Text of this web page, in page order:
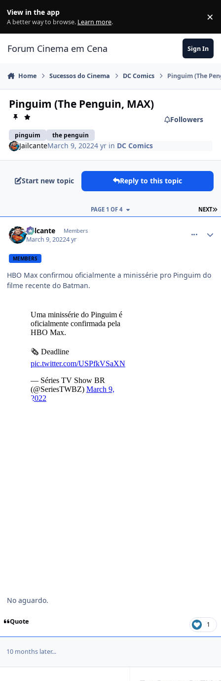
View in the app
A better way to browse. Learn more. ×
Forum Cinema em Cena Sign In
Home Sucessos do Cinema DC Comics Pinguim (The
Pinguim (The Penguin, MAX)
pinguim the penguin
Followers
JailcanteMarch 9, 20224 yr in DC Comics
Start new topic Reply to this topic
NEXT
PAGE 1 OF 4
Jailcante Members
March 9, 20224 yr
MEMBERS
HBO Max confirmou oficialmente a minissérie pro Pinguim do
filme recente do Batman.
No aguardo.
Quote 1
10 months later...